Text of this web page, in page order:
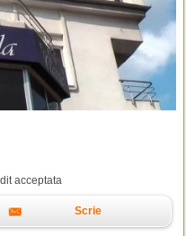
acceptata
Scrie